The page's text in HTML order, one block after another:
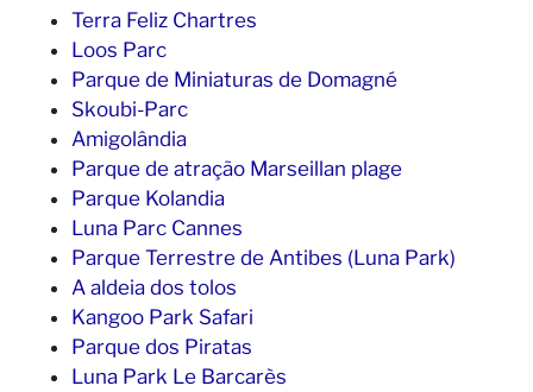
Terra Feliz Chartres
Loos Parc
Parque de Miniaturas de Domagné
Skoubi-Parc
Amigolândia
Parque de atração Marseillan plage
Parque Kolandia
Luna Parc Cannes
Parque Terrestre de Antibes (Luna Park)
A aldeia dos tolos
Kangoo Park Safari
Parque dos Piratas
Luna Park Le Barcarès